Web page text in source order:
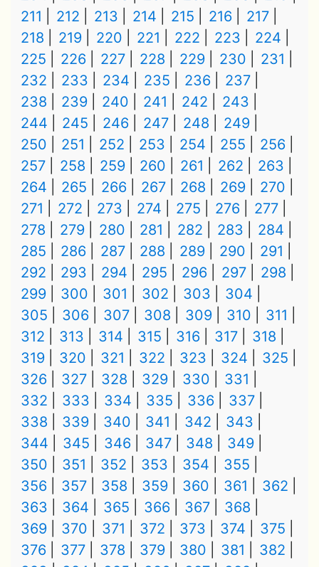
211
212 213 214 215 216
217
218
219 220 221 222 223
224
225
226 227 228 229 230
231
232
233 234 235 236
237
238
239 240 241 242
243
244
245 246 247 248
249
250
251 252 253 254 255
256
257
258 259 260 261 262
263
264
265 266 267 268 269
270
271
272 273 274 275 276
277
278
279 280 281 282 283
284
285
286 287 288 289 290
291
292
293 294 295 296 297
298
299
300 301 302 303
304
305
306 307 308 309 310
311
312
313 314 315 316 317
318
319
320 321 322 323 324
325
326
327 328 329 330
331
332
333 334 335 336
337
338
339 340 341 342
343
344
345 346 347 348
349
350
351 352 353 354
355
356
357 358 359 360 361
362
363
364 365 366 367
368
369
370 371 372 373 374
375
376
377 378 379 380 381
382